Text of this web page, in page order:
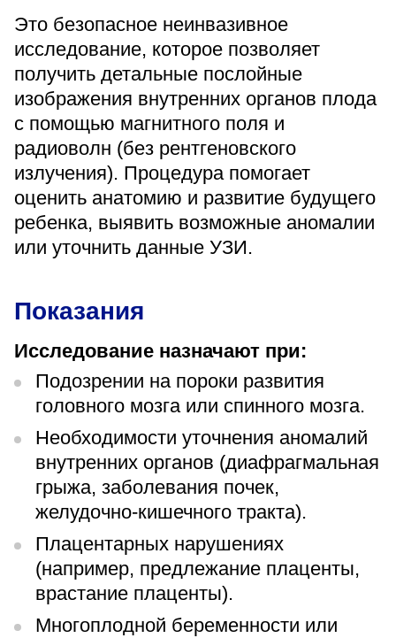
Понедельник — пятница 7:30–20:00
Суббота 08:00–16:00
Регистратура
+7 (4742) 55-55-43
Санаторий-профилакторий
«Парус»
Адрес
399000, г. Липецк, Плехановское лесничество,
Ленинский лесхоз, квартал 67
перерыв 12:00–12:30
08:00–15:45
Администратор
+7 (4742) 72-73-31
Версия для слабовидящих
Это безопасное неинвазивное
исследование, которое позволяет
получить детальные послойные
изображения внутренних органов плода
с помощью магнитного поля и
радиоволн (без рентгеновского
излучения). Процедура помогает
оценить анатомию и развитие будущего
ребенка, выявить возможные аномалии
или уточнить данные УЗИ.
Показания
Исследование назначают при:
Подозрении на пороки развития
головного мозга или спинного мозга.
Необходимости уточнения аномалий
внутренних органов (диафрагмальная
грыжа, заболевания почек,
желудочно-кишечного тракта).
Плацентарных нарушениях
(например, предлежание плаценты,
врастание плаценты).
Многоплодной беременности или